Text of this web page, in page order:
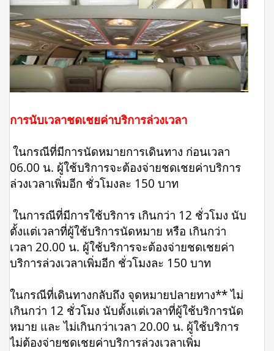
การนับเวลาชดเชยค่าบริการล่วงเวลา
ในกรณีที่มีการนัดหมายการเดินทาง ก่อนเวลา
06.00 น. ผู้ใช้บริการจะต้องจ่ายชดเชยค่าบริการ
ล่วงเวลาเพิ่มอีก ชั่วโมงละ 150 บาท
ในการณีที่มีการใช้บริการ เกินกว่า 12 ชั่วโมง นับ
ตั้งแต่เวลาที่ผู้ใช้บริการนัดหมาย หรือ เกินกว่า
เวลา 20.00 น. ผู้ใช้บริการจะต้องจ่ายชดเชยค่า
บริการล่วงเวลาเพิ่มอีก ชั่วโมงละ 150 บาท
ในกรณีที่เดินทางกลับถึง จุดหมายปลายทาง** ไม่
เกินกว่า 12 ชั่วโมง นับตั้งแต่เวลาที่ผู้ใช้บริการนัด
หมาย และ ไม่เกินกว่าเวลา 20.00 น. ผู้ใช้บริการ
ไม่ต้องจ่ายชดเชยค่าบริการล่วงเวลาเพิ่ม